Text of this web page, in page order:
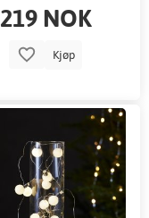
219 NOK
Kjøp